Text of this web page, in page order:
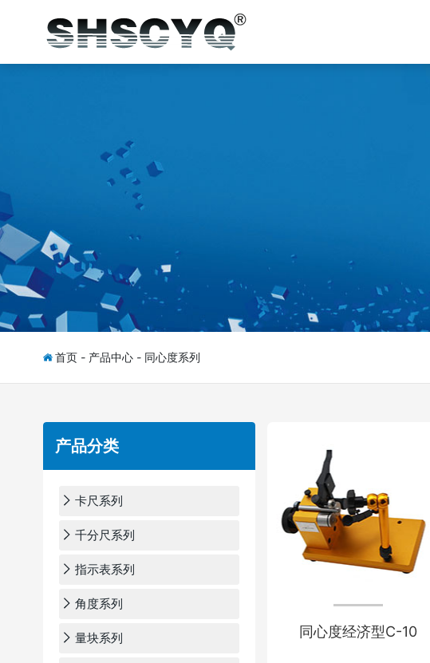
首页 - 产品中心 - 同心度系列
产品分类
卡尺系列
千分尺系列
指示表系列
角度系列
量块系列 同心度经济型C-10